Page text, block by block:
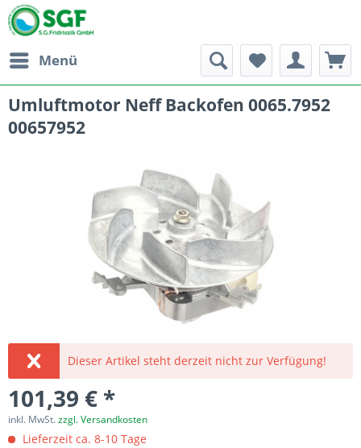
Menü
Umluftmotor Neff Backofen 0065.7952
00657952
Dieser Artikel steht derzeit nicht zur Verfügung!
101,39 € *
inkl. MwSt.zzgl. Versandkosten
Lieferzeit ca. 8-10 Tage